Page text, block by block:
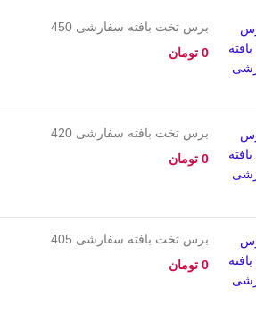
برس تخت بافته سفارشی 450
0 تومان
برس تخت بافته سفارشی 420
0 تومان
برس تخت بافته سفارشی 405
0 تومان